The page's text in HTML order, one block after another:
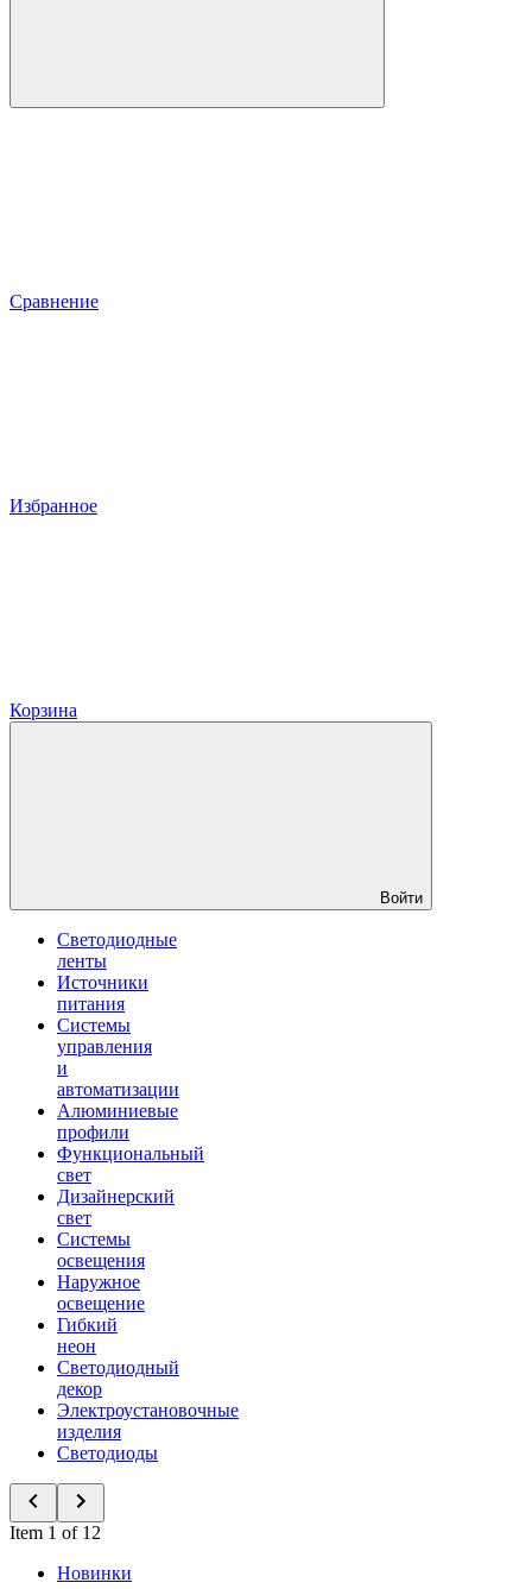
Сравнение
Избранное
Корзина
Войти
Светодиодные
ленты
Источники
питания
Системы
управления
и
автоматизации
Алюминиевые
профили
Функциональный
свет
Дизайнерский
свет
Системы
освещения
Наружное
освещение
Гибкий
неон
Светодиодный
декор
Электроустановочные
изделия
Светодиоды
Item 1 of 12
Новинки